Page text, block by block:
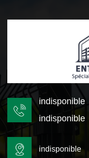
indisponible
indisponible
indisponible